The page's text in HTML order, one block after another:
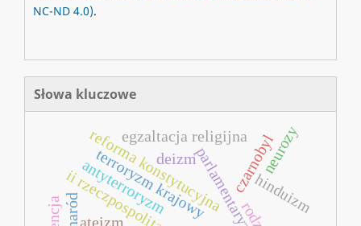
NC-ND 4.0).
Słowa kluczowe
reforma konstytucyjnaparlamentaryzmhinduizm
terroryzm krajowy
antyterroryzm czarnobyl
deizm
egzaltacja religijna neurozy
ateizm
naród